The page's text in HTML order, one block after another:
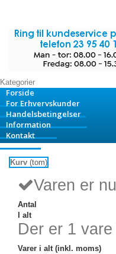
Kategorier
Forside
For Erhvervskunder
Handelsbetingelser
Information
Kontakt
Kurv (tom)
Varen er
Antal
I alt
Der er 1
Varer i alt (inkl. moms)